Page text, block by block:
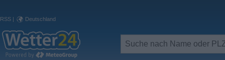
RSS | Deutschland